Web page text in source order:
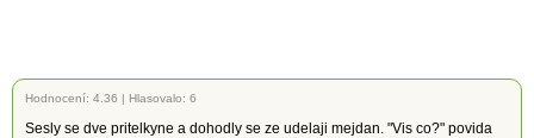
Hodnocení: 4.36 | Hlasovalo: 6
Sesly se dve pritelkyne a dohodly se ze udelaji mejdan. "Vis co?" povida